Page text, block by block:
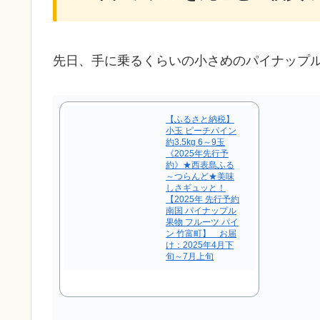
先日、手に乗るくらいの小さめのパイナップ
【ふるさと納税】
小玉 ピーチパイン
約3.5kg 6～9玉
《2025年先行予
約》★西表島ふる
～つらんど★美味
しさギュッと！
【2025年 先行予約
南国 パイナップル
果物 フルーツ パイ
ン 竹富町】 お届
け：2025年4月下
旬～7月上旬